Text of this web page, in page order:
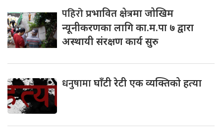
पहिरोप्रभावित क्षेत्रमा जोखिम
न्यूनीकरणका लागि का.म.पा ७ द्वारा
अस्थायी संरक्षण कार्य सुरु
धनुषामाघाँटी रेटी एक व्यक्तिको हत्या